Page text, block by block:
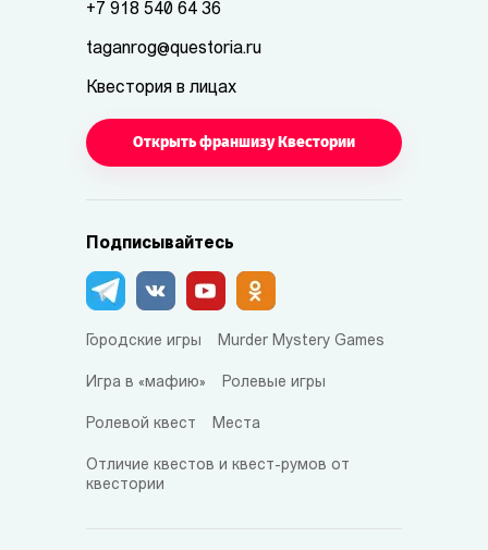
+7 918 540 64 36
taganrog@questoria.ru
Квестория в лицах
Открыть франшизу Квестории
Подписывайтесь
Городские игры Murder Mystery Games
Игра в «мафию» Ролевые игры
Ролевой квест Места
Отличие квестов и квест-румов от
квестории